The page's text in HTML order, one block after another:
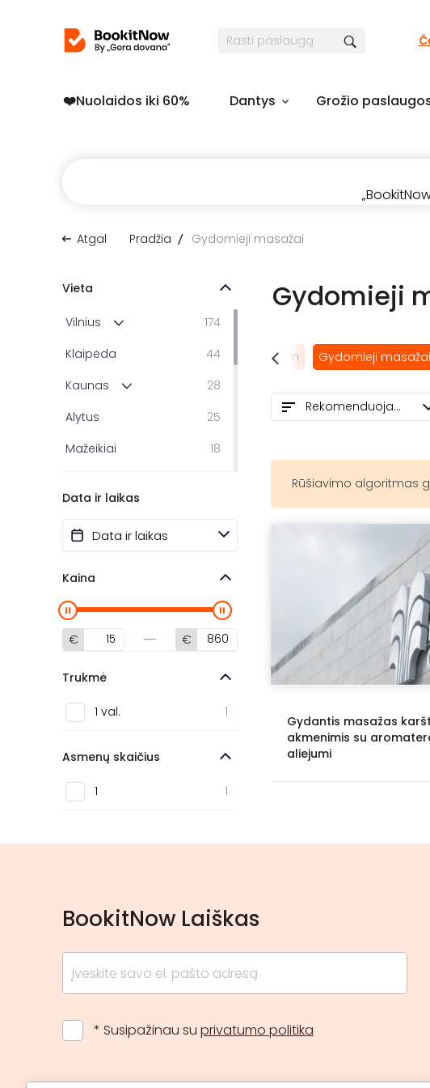
❤️️Nuolaidos iki 60% Dantys Grožio
Atgal Pradžia Gydomieji masažai
Gydomieji
Tailandietiški tajų masažai SPA dviem Gydomieji masažai
Vieta
Vilnius
174
Klaipėda
44
Kaunas
28
Alytus
25
Mažeikiai
18
Marijampolė
Kuršėnai
2
Jonava
2
Panevėžys
1
Druskininkai
Birštonas
Utena
1
Data ir laikas
Kaina
€ €
Trukmė
1 val. 1
Asmenų skaičius
1 1
Rekomenduojami
Rūšiavimo algoritmas
Gydantis masažas
akmenimis su
aliejumi
BookitNow Laiškas
* Susipažinau su privatumo politika